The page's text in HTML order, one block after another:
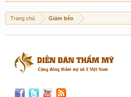
Trang chủ Giảm béo